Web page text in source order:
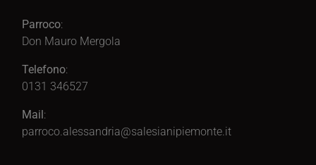
Parroco:
Don Mauro Mergola
Telefono:
0131 346527
Mail:
parroco.alessandria@salesianipiemonte.it